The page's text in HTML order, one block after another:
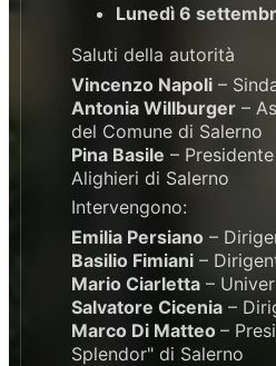
Lunedì 6
Saluti della autorità
Vincenzo Napoli –
Antonia Willburger –
del Comune di Salerno
Pina Basile –
Alighieri di Salerno
Intervengono:
Emilia Persiano –
Basilio Fimiani –
Mario Ciarletta –
Salvatore Cicenia –
Marco Di Matteo –
Splendor" di Salerno